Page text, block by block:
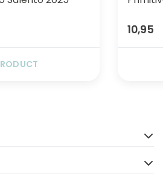
10,95